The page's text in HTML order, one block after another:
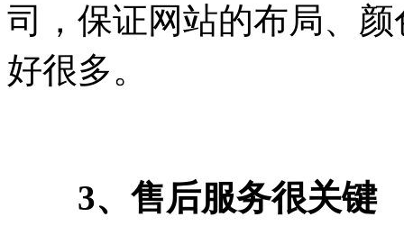
司，保证网站的布局、
好很多。
3、售后服务很关键